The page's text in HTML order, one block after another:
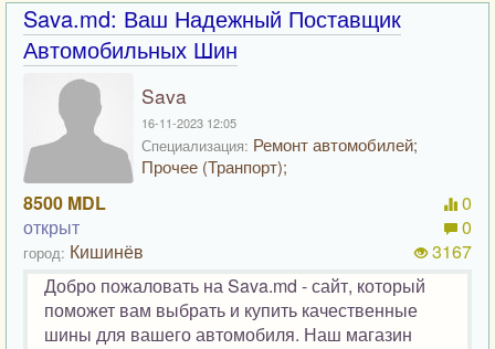
Sava.md: Ваш Надежный Поставщик
Автомобильных Шин
Sava
16-11-2023 12:05
Специализация: Ремонт автомобилей;
Прочее (Транпорт);
8500 MDL
открыт
город: Кишинёв
0
0
3167
Добро пожаловать на Sava.md - сайт, который
поможет вам выбрать и купить качественные
шины для вашего автомобиля. Наш магазин